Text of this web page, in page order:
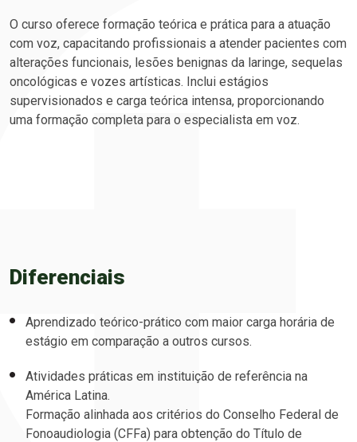
O curso oferece formação teórica e prática para a atuação
com voz, capacitando profissionais a atender pacientes com
alterações funcionais, lesões benignas da laringe, sequelas
oncológicas e vozes artísticas. Inclui estágios
supervisionados e carga teórica intensa, proporcionando
uma formação completa para o especialista em voz.
Diferenciais
Aprendizado teórico-prático com maior carga horária de
estágio em comparação a outros cursos.
Atividades práticas em instituição de referência na
América Latina.
Formação alinhada aos critérios do Conselho Federal de
Fonoaudiologia (CFFa) para obtenção do Título de